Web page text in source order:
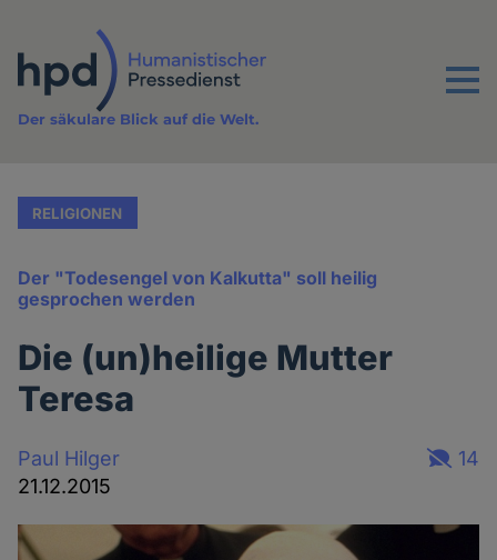
Inhalt
Menu
Der säkulare Blick auf die Welt.
RELIGIONEN
Der "Todesengel von Kalkutta" soll heilig
gesprochen werden
Die (un)heilige Mutter
Teresa
Paul Hilger
21.12.2015
14